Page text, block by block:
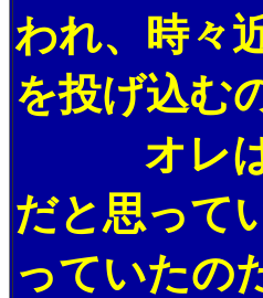
われ、時々
を投げ込む
オレはて
だと思って
っていたの